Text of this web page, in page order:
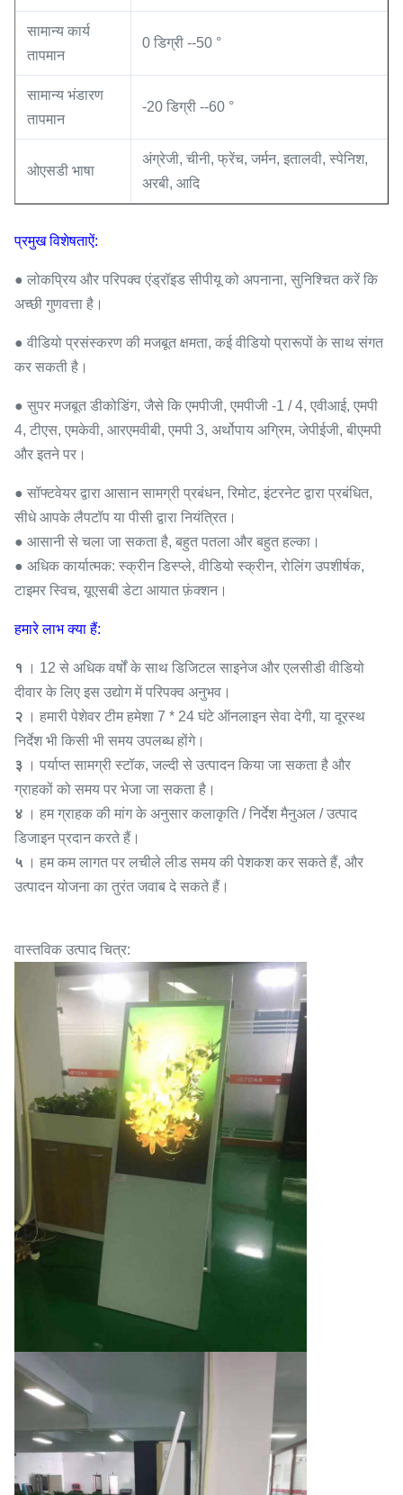
सामान्य कार्य
तापमान
0 डिग्री --50 °
सामान्य भंडारण
तापमान
-20 डिग्री --60 °
ओएसडी भाषा
अंग्रेजी, चीनी, फ्रेंच, जर्मन, इतालवी, स्पेनिश,
अरबी, आदि
प्रमुख विशेषताऐं:
● लोकप्रिय और परिपक्व एंड्रॉइड सीपीयू को अपनाना, सुनिश्चित करें कि
अच्छी गुणवत्ता है।
● वीडियो प्रसंस्करण की मजबूत क्षमता, कई वीडियो प्रारूपों के साथ संगत
कर सकती है।
● सुपर मजबूत डीकोडिंग, जैसे कि एमपीजी, एमपीजी -1 / 4, एवीआई, एमपी
4, टीएस, एमकेवी, आरएमवीबी, एमपी 3, अर्थोपाय अग्रिम, जेपीईजी, बीएमपी
और इतने पर।
● सॉफ्टवेयर द्वारा आसान सामग्री प्रबंधन, रिमोट, इंटरनेट द्वारा प्रबंधित,
सीधे आपके लैपटॉप या पीसी द्वारा नियंत्रित।
● आसानी से चला जा सकता है, बहुत पतला और बहुत हल्का।
● अधिक कार्यात्मक: स्क्रीन डिस्प्ले, वीडियो स्क्रीन, रोलिंग उपशीर्षक,
टाइमर स्विच, यूएसबी डेटा आयात फ़ंक्शन।
हमारे लाभ क्या हैं:
१ । 12 से अधिक वर्षों के साथ डिजिटल साइनेज और एलसीडी वीडियो
दीवार के लिए इस उद्योग में परिपक्व अनुभव।
२ । हमारी पेशेवर टीम हमेशा 7 * 24 घंटे ऑनलाइन सेवा देगी, या दूरस्थ
निर्देश भी किसी भी समय उपलब्ध होंगे।
३ । पर्याप्त सामग्री स्टॉक, जल्दी से उत्पादन किया जा सकता है और
ग्राहकों को समय पर भेजा जा सकता है।
४ । हम ग्राहक की मांग के अनुसार कलाकृति / निर्देश मैनुअल / उत्पाद
डिजाइन प्रदान करते हैं।
५ । हम कम लागत पर लचीले लीड समय की पेशकश कर सकते हैं, और
उत्पादन योजना का तुरंत जवाब दे सकते हैं।
वास्तविक उत्पाद चित्र: